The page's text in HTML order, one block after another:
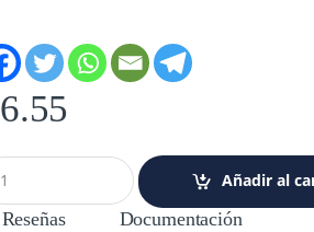
6.55
Añadir al
Reseñas Documentación